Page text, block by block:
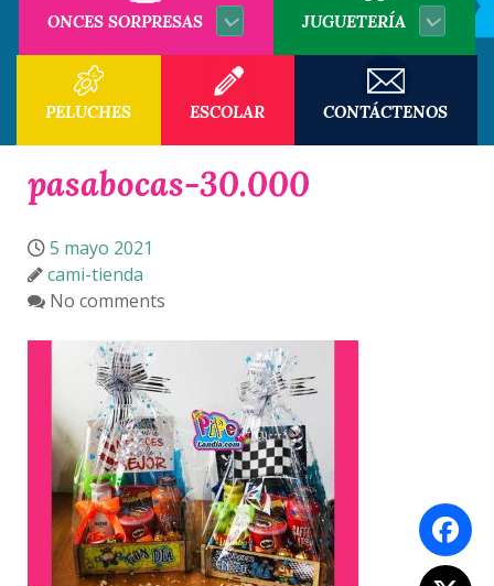
ONCES SORPRESAS JUGUETERÍA
PELUCHES ESCOLAR CONTÁCTENOS
pasabocas-30.000
5 mayo 2021
cami-tienda
No comments